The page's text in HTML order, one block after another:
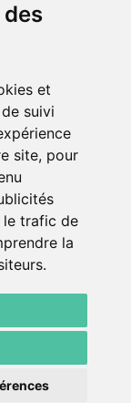
et
suivi
site, pour
le trafic de
la